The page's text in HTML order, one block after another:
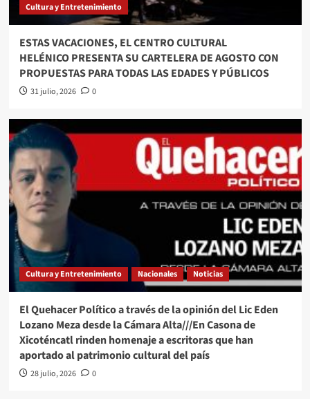
Cultura y Entretenimiento
ESTAS VACACIONES, EL CENTRO CULTURAL
HELÉNICO PRESENTA SU CARTELERA DE AGOSTO CON
PROPUESTAS PARA TODAS LAS EDADES Y PÚBLICOS
31 julio, 2026 0
Cultura y Entretenimiento Nacionales Noticias
El Quehacer Político a través de la opinión del Lic Eden
Lozano Meza desde la Cámara Alta///En Casona de
Xicoténcatl rinden homenaje a escritoras que han
aportado al patrimonio cultural del país
28 julio, 2026 0